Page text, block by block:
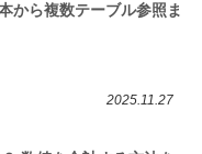
から複数テーブル参照ま
2025.11.27